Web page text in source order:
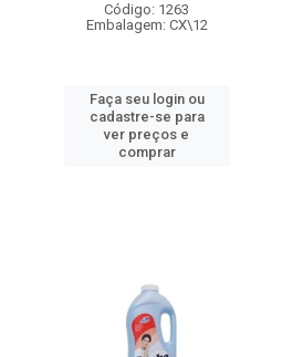
Código: 1263
Embalagem: CX\12
Faça seu login ou
cadastre-se para
ver preços e
comprar